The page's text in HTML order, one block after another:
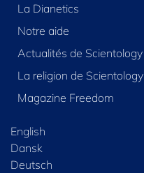
La Dianetics
Notre aide
Actualités de Scientology
La religion de Scientology
Magazine Freedom
English
Dansk
Deutsch